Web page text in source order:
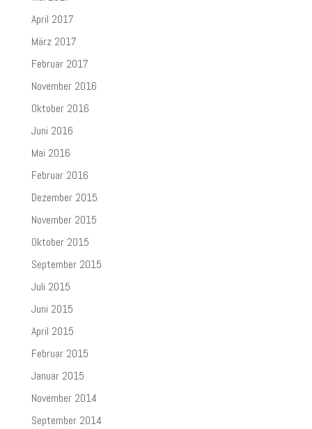
April 2017
März 2017
Februar 2017
November 2016
Oktober 2016
Juni 2016
Mai 2016
Februar 2016
Dezember 2015
November 2015
Oktober 2015
September 2015
Juli 2015
Juni 2015
April 2015
Februar 2015
Januar 2015
November 2014
September 2014